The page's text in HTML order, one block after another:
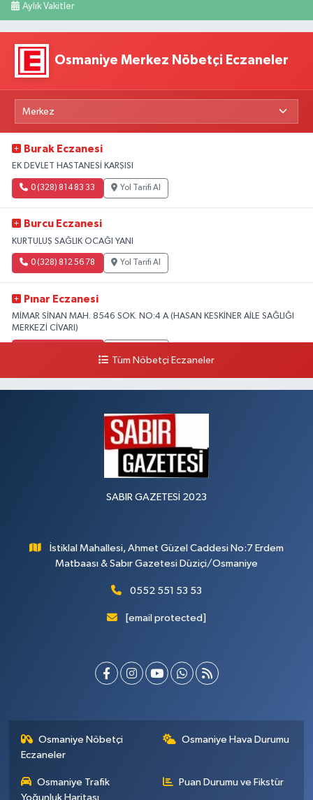
Aylık Vakitler
Osmaniye Merkez Nöbetçi Eczaneler
Burak Eczanesi
EK DEVLET HASTANESİ KARŞISI
0 (328) 814 83 33 Yol Tarifi Al
Burcu Eczanesi
KURTULUŞ SAĞLIK OCAĞI YANI
0 (328) 812 56 78 Yol Tarifi Al
Pınar Eczanesi
MİMAR SİNAN MAH. 8546 SOK. NO:4 A (HASAN KESKİNER AİLE SAĞLIĞI
MERKEZİ CİVARI)
Tüm Nöbetçi Eczaneler
SABIR GAZETESİ 2023
İstiklal Mahallesi, Ahmet Güzel Caddesi No:7 Erdem
Matbaası & Sabır Gazetesi Düziçi/Osmaniye
0552 551 53 53
[email protected]
Osmaniye Nöbetçi
Eczaneler
Osmaniye Hava Durumu
Osmaniye Trafik
Yoğunluk Haritası
Puan Durumu ve Fikstür